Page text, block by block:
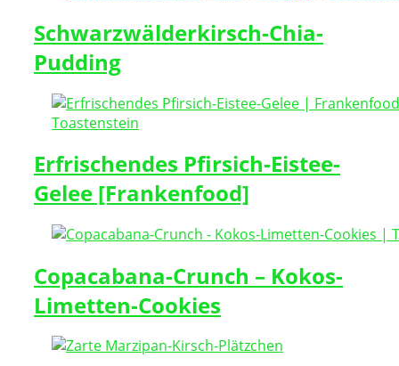
Schwarzwälderkirsch-Chia-
Pudding
Erfrischendes Pfirsich-Eistee-
Gelee [Frankenfood]
Copacabana-Crunch – Kokos-
Limetten-Cookies